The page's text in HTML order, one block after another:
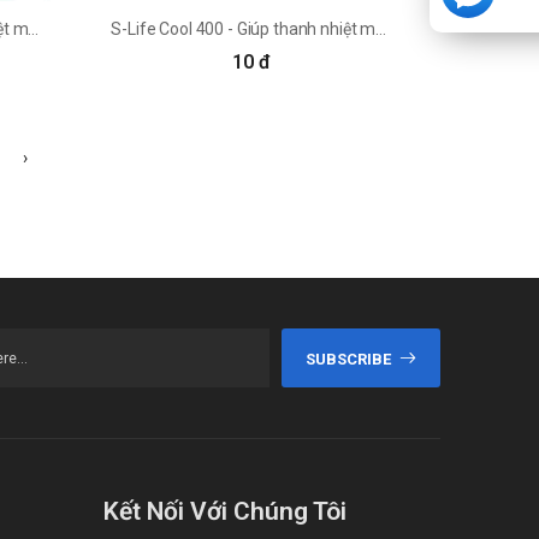
S-Life Cool 200 - Giúp thanh nhiệt mát gan hiệu quả S-Life Cool 400 - Giúp thanh nhiệt mát gan hiệu quả
10 đ
›
SUBSCRIBE
Kết Nối Với Chúng Tôi